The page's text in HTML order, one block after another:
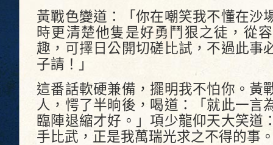
黃戰色變道：「你在嘲笑我不懂在沙
時更清楚他隻是好勇鬥狠之徒，從
趣，可擇日公開切磋比試，不過此事
子請！」
這番話軟硬兼備，擺明我不怕你。黃
人，愕了半晌後，喝道：「就此一言
臨陣退縮才好。」項少龍仰天大笑道
手比武，正是我萬瑞光求之不得的事